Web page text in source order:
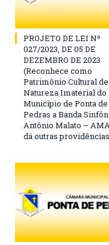
PROJETO DE LEI Nº
027/2023, DE 05 DE
DEZEMBRO DE 2023
(Reconhece como
Patrimônio Cultural de
Natureza Imaterial do
Município de Ponta de
Pedras a Banda
Antônio Malato –
dá outras